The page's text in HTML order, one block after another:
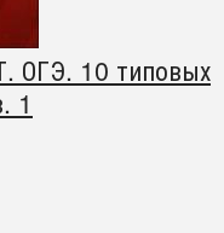
ОГЭ. 10 типовых
1